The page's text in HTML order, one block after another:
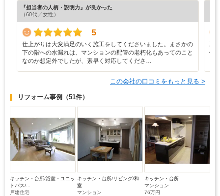
『担当者の人柄・説明力』が良かった
（60代／女性）
5
仕上がりは大変満足のいく施工をしてくださいました。まさかの
下の階への水漏れは、マンションの配管の老朽化もあってのこと
なのか想定外でしたが、素早く対応してくださ…
工
伝
この会社の口コミをもっと見る >
リフォーム事例 （51件）
キッチン・台所/浴室・ユニッ
トバス/...
戸建住宅
キッチン・台所/リビング/和
室
マンション
キッチン・台所
マンション
76万円